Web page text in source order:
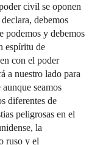
civil se oponen
debemos
podemos y debemos
espíritu de
con el poder
a nuestro lado para
seamos
diferentes de
peligrosas en el
la
ruso y el